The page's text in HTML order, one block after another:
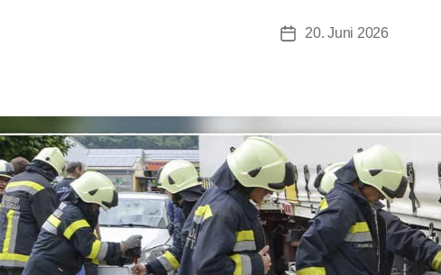
Beitragsdatum
20. Juni 2026